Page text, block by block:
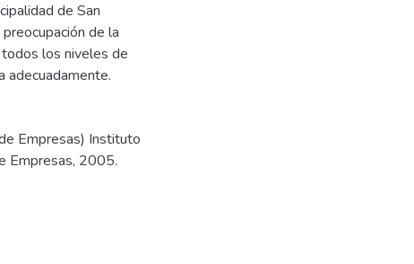
de San
de la
los niveles de
adecuadamente.
Empresas) Instituto
Empresas, 2005.